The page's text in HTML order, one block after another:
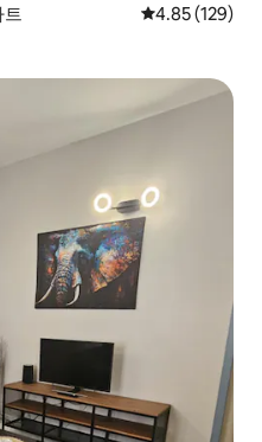
평점 4.85점(5
4.85 (129)